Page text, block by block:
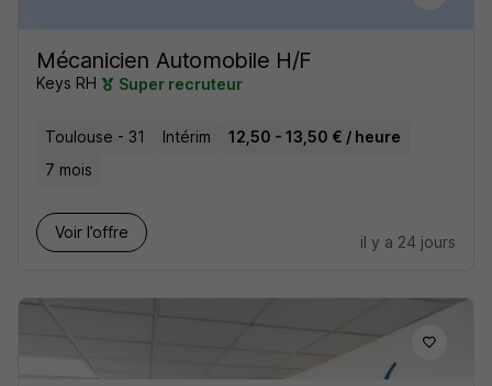
Mécanicien Automobile H/F
Keys RH Super recruteur
Toulouse - 31 Intérim
12,50 - 13,50 € / heure
7 mois
Voir l’offre
il y a 24 jours